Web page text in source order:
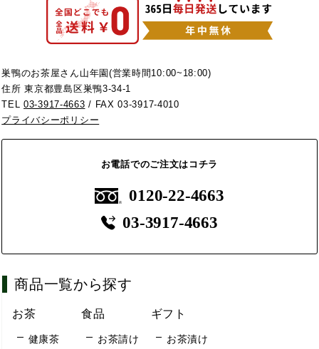
巣鴨のお茶屋さん山年園(営業時間10:00~18:00)
住所 東京都豊島区巣鴨3-34-1
TEL03-3917-4663 / FAX 03-3917-4010
プライバシーポリシー
お電話でのご注文はコチラ
0120-22-4663
03-3917-4663
商品一覧から探す
お茶
健康茶
食品
お茶請け
ギフト
お茶漬け